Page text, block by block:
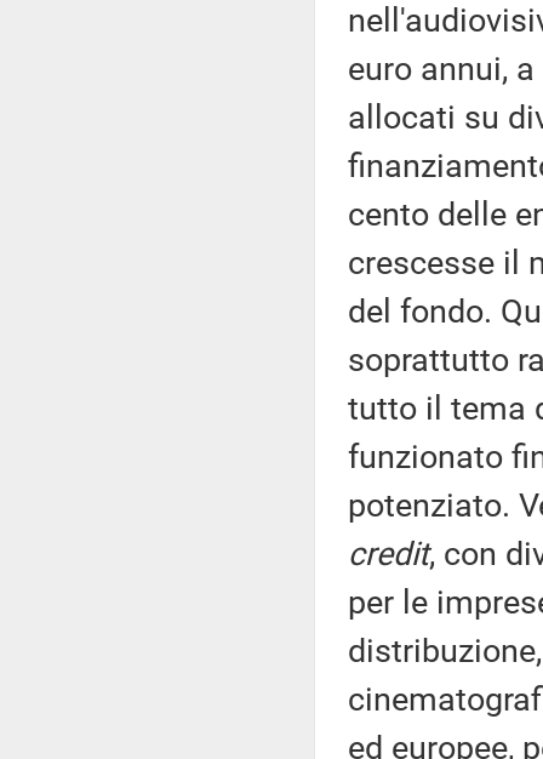
euro annui,
allocati su
cento delle
crescesse il
del fondo.
soprattutto
tutto il tema
funzionato
potenziato.
credit, con
per le
ed europee,